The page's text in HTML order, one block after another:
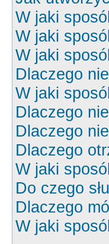
W jaki
W jaki
W jaki
Dlaczego
W jaki
Dlaczego
Dlaczego
Dlaczego
W jaki
Do czego
Dlaczego
W jaki